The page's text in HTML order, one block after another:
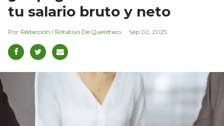
tu salario bruto y neto
Redacción / Rotativo De Querétaro Sep 02, 2025